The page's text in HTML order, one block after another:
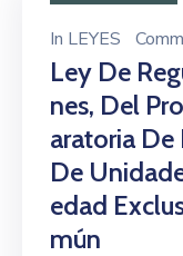
In LEYES
Ley De
Nes, Del
Aratoria De
De
Edad
Mún